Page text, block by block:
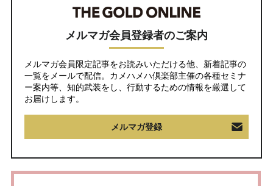
メルマガ会員登録者のご案内
メルマガ会員限定記事をお読みいただける他、新着記事の
一覧をメールで配信。カメハメハ倶楽部主催の各種セミナ
ー案内等、知的武装をし、行動するための情報を厳選して
お届けします。
メルマガ登録